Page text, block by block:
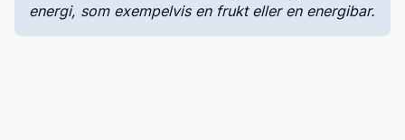
energi, som exempelvis en frukt eller en energibar.